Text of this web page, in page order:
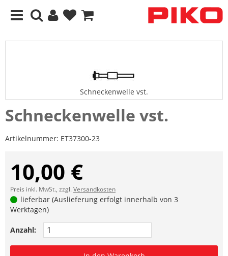
Schneckenwelle vst.
Schneckenwelle vst.
Artikelnummer: ET37300-23
10,00 €
Preis inkl. MwSt., zzgl.Versandkosten
lieferbar (Auslieferung erfolgt innerhalb von 3
Werktagen)
Anzahl: